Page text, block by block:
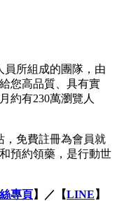
員所組成的團隊，由
您高品質、具有實
約有230萬瀏覽人
，免費註冊為會員就
預約領藥，是行動世
專頁】／【LINE 】